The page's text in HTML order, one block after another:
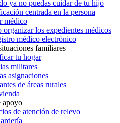
ya no puedas cuidar de tu hijo
centrada en la persona
médico
organizar los expedientes médicos
médico electrónico
familiares
tu hogar
militares
asignaciones
de áreas rurales
apoyo
de atención de relevo